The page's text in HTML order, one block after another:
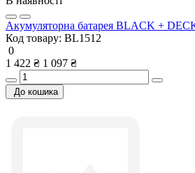
Акумуляторна батарея BLACK +
Код товару: BL1512
0
1 422 ₴ 1 097 ₴
До кошика